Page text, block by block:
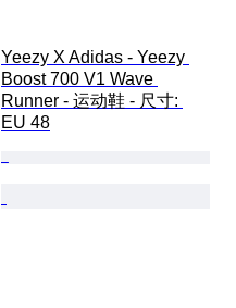
Yeezy X Adidas - Yeezy
Boost 700 V1 Wave
Runner - 运动鞋 - 尺寸:
EU 48